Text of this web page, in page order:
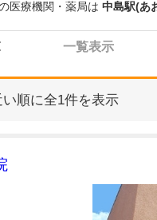
医療機関・薬局は 中島駅(あ
一覧表示
順に全1件を表示